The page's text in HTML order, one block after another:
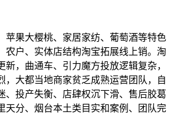
果大樱桃、家居家纺、葡萄酒等特色
农户、实体店结构淘宝拓展线上销。淘
新，曲通车、引力魔方投放逻辑复杂，
，大都当地商家贫乏成熟运营团队，自
、投产失衡、店肆权沉下滑、售后胶葛
天分、烟台本土类目实和案例、团队完